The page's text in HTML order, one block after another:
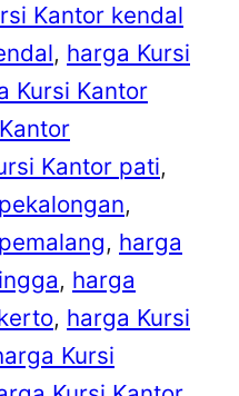
Kantor kendal
, harga Kursi
Kursi Kantor
Kantor pati
, harga
, harga
, harga Kursi
Kursi